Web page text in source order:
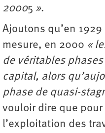
20005 ».
Ajoutons qu’en
mesure, en 2000 «
de véritables
capital, alors
phase de quasi-
vouloir dire que
l’exploitation des